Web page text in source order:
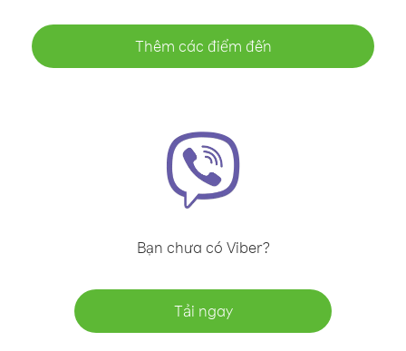
Thêm các điểm đến
Bạn chưa có Viber?
Tải ngay